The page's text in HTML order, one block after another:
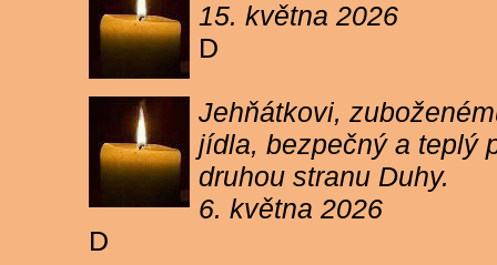
15. května 2026
D
Jehňátkovi,
jídla, bezpečný a teplý
druhou stranu Duhy.
6. května 2026
D